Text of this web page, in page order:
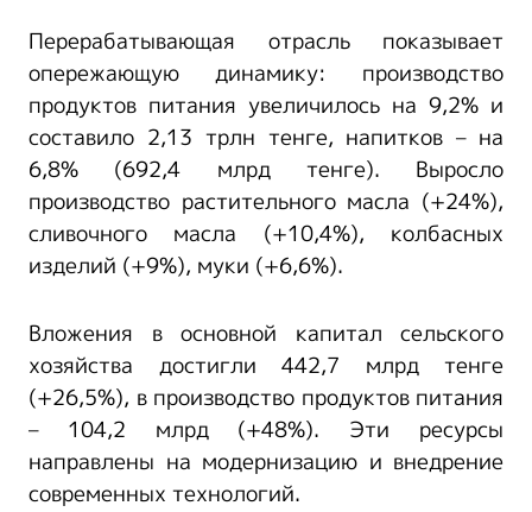
Перерабатывающая отрасль показывает
опережающую динамику: производство
продуктов питания увеличилось на 9,2% и
составило 2,13 трлн тенге, напитков – на
6,8% (692,4 млрд тенге). Выросло
производство растительного масла (+24%),
сливочного масла (+10,4%), колбасных
изделий (+9%), муки (+6,6%).
Вложения в основной капитал сельского
хозяйства достигли 442,7 млрд тенге
(+26,5%), в производство продуктов питания
– 104,2 млрд (+48%). Эти ресурсы
направлены на модернизацию и внедрение
современных технологий.